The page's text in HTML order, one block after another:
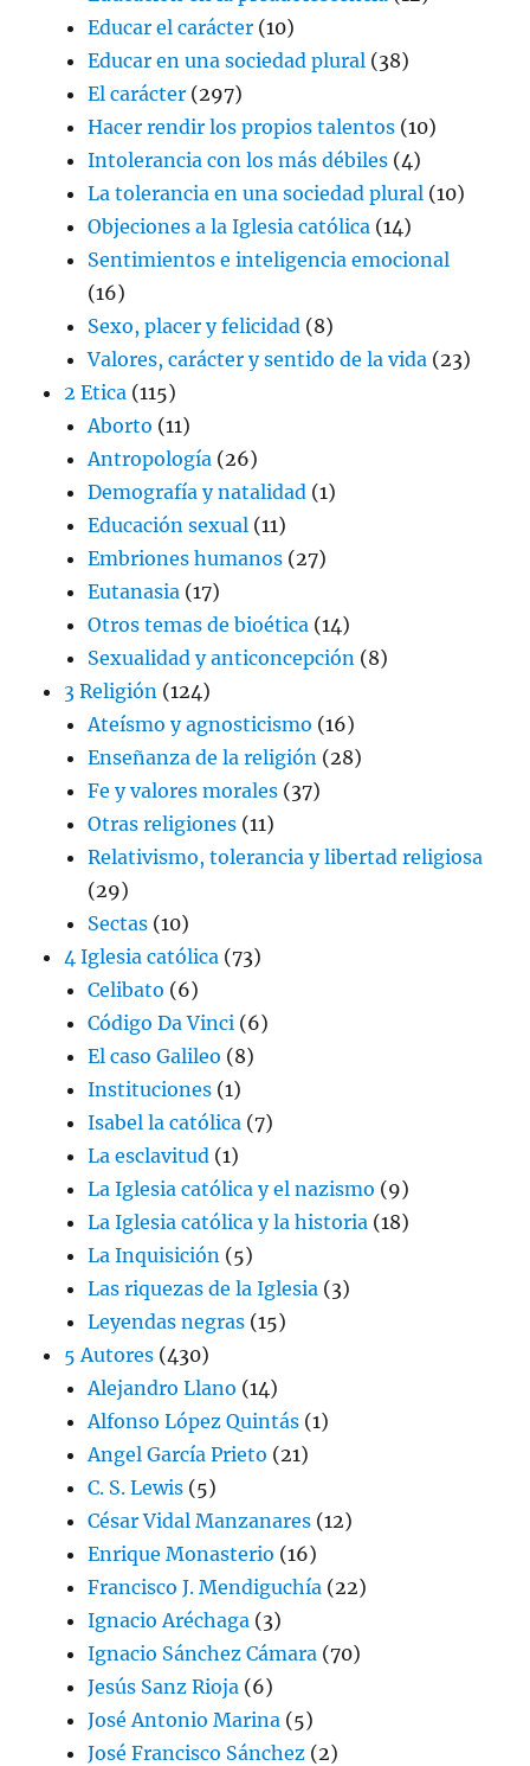
Educar el carácter (10)
Educar en una sociedad plural (38)
El carácter (297)
Hacer rendir los propios talentos (10)
Intolerancia con los más débiles (4)
La tolerancia en una sociedad plural (10)
Objeciones a la Iglesia católica (14)
Sentimientos e inteligencia emocional
(16)
Sexo, placer y felicidad (8)
Valores, carácter y sentido de la vida (23)
2 Etica (115)
Aborto (11)
Antropología (26)
Demografía y natalidad (1)
Educación sexual (11)
Embriones humanos (27)
Eutanasia (17)
Otros temas de bioética (14)
Sexualidad y anticoncepción (8)
3 Religión (124)
Ateísmo y agnosticismo (16)
Enseñanza de la religión (28)
Fe y valores morales (37)
Otras religiones (11)
Relativismo, tolerancia y libertad religiosa
(29)
Sectas (10)
4 Iglesia católica (73)
Celibato (6)
Código Da Vinci (6)
El caso Galileo (8)
Instituciones (1)
Isabel la católica (7)
La esclavitud (1)
La Iglesia católica y el nazismo (9)
La Iglesia católica y la historia (18)
La Inquisición (5)
Las riquezas de la Iglesia (3)
Leyendas negras (15)
5 Autores (430)
Alejandro Llano (14)
Alfonso López Quintás (1)
Angel García Prieto (21)
C. S. Lewis (5)
César Vidal Manzanares (12)
Enrique Monasterio (16)
Francisco J. Mendiguchía (22)
Ignacio Aréchaga (3)
Ignacio Sánchez Cámara (70)
Jesús Sanz Rioja (6)
José Antonio Marina (5)
José Francisco Sánchez (2)